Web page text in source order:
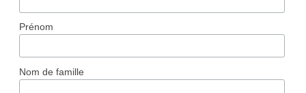
Prénom
Nom de famille